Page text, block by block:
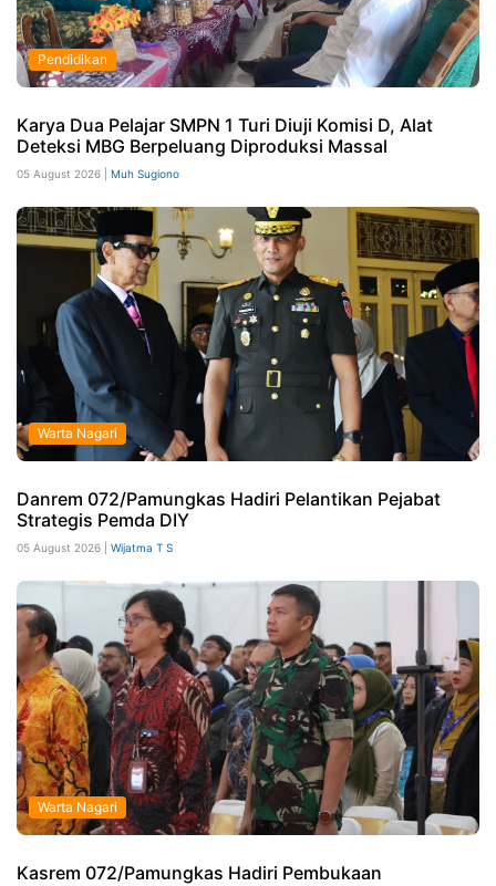
Pendidikan
Karya Dua Pelajar SMPN 1 Turi Diuji Komisi D, Alat
Deteksi MBG Berpeluang Diproduksi Massal
05 August 2026 | Muh Sugiono
Warta Nagari
Danrem 072/Pamungkas Hadiri Pelantikan Pejabat
Strategis Pemda DIY
05 August 2026 | Wijatma T S
Warta Nagari
Kasrem 072/Pamungkas Hadiri Pembukaan